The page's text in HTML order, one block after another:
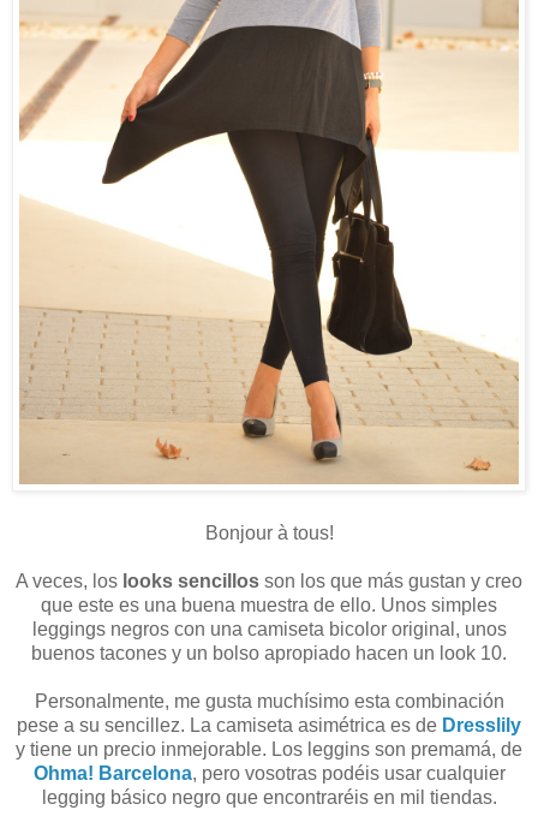
Bonjour à tous!
A veces, los looks sencillos son los que más gustan y creo
que este es una buena muestra de ello. Unos simples
leggings negros con una camiseta bicolor original, unos
buenos tacones y un bolso apropiado hacen un look 10.
Personalmente, me gusta muchísimo esta combinación
pese a su sencillez. La camiseta asimétrica es de Dresslily
y tiene un precio inmejorable. Los leggins son premamá, de
Ohma! Barcelona, pero vosotras podéis usar cualquier
legging básico negro que encontraréis en mil tiendas.